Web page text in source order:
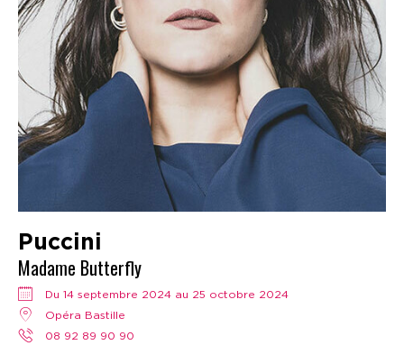
Puccini
Madame Butterfly
Du 14 septembre 2024 au 25 octobre 2024
Opéra Bastille
08 92 89 90 90